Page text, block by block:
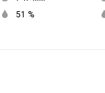
51 %